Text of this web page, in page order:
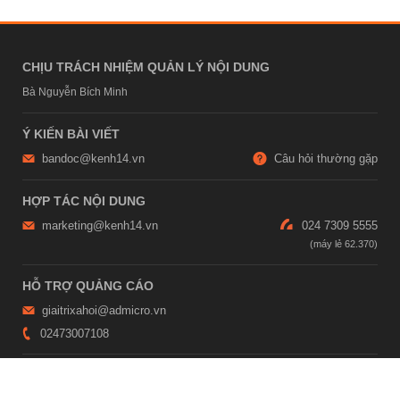
CHỊU TRÁCH NHIỆM QUẢN LÝ NỘI DUNG
Bà Nguyễn Bích Minh
Ý KIẾN BÀI VIẾT
bandoc@kenh14.vn Câu hỏi thường gặp
HỢP TÁC NỘI DUNG
marketing@kenh14.vn 024 7309 5555
HỖ TRỢ QUẢNG CÁO
giaitrixahoi@admicro.vn
02473007108